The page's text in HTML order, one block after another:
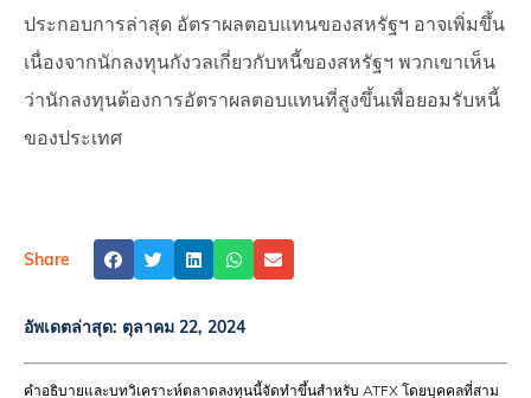
ประกอบการล่าสุด อัตราผลตอบแทนของสหรัฐฯ อาจเพิ่มขึ้น
เนื่องจากนักลงทุนกังวลเกี่ยวกับหนี้ของสหรัฐฯ พวกเขาเห็น
ว่านักลงทุนต้องการอัตราผลตอบแทนที่สูงขึ้นเพื่อยอมรับหนี้
ของประเทศ
Share
อัพเดตล่าสุด: ตุลาคม 22, 2024
คำอธิบายและบทวิเคราะห์ตลาดลงทุนนี้จัดทำขึ้นสำหรับ ATFX โดยบุคคลที่สาม